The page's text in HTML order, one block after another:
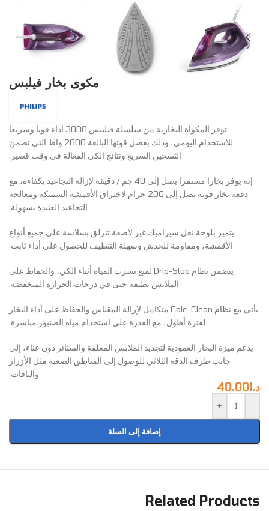
مكوى بخار فيلبس
توفر المكواة البخارية من سلسلة فيليبس 3000 أداء قويا وسريعا
للاستخدام اليومي، وذلك بفضل قوتها البالغة 2600 واط التي تضمن
التسخين السريع ونتائج الكي الفعالة في وقت قصير.
إنه يوفر بخارا مستمرا يصل إلى 40 جم / دقيقة لإزالة التجاعيد بكفاءة، مع
دفعة بخار قوية تصل إلى 200 جرام لاختراق الأقمشة السميكة ومعالجة
التجاعيد العنيدة بسهولة.
يتميز بلوحة نعل سيراميك غير لاصقة تنزلق بسلاسة على جميع أنواع
الأقمشة، ومقاومة للخدش وسهلة التنظيف للحصول على أداء ثابت.
يتضمن نظام Drip-Stop لمنع تسرب المياه أثناء الكي، والحفاظ على
الملابس نظيفة حتى في درجات الحرارة المنخفضة.
يأتي مع نظام Calc-Clean متكامل لإزالة المقياس والحفاظ على أداء البخار
لفترة أطول، مع القدرة على استخدام مياه الصنبور مباشرة.
يدعم ميزة البخار العمودية لتجديد الملابس المعلقة والستائر دون عناء، إلى
جانب طرف الدقة الثلاثي للوصول إلى المناطق الصعبة مثل الأزرار
والياقات.
د.ا40.00
-
+
إضافة إلى السلة
Related Products